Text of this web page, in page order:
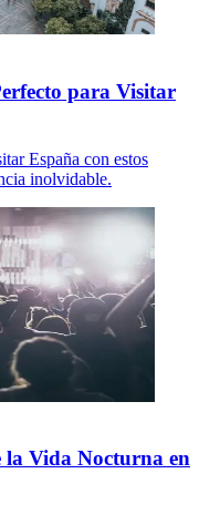
para Visitar
España con estos
inolvidable.
Vida Nocturna en